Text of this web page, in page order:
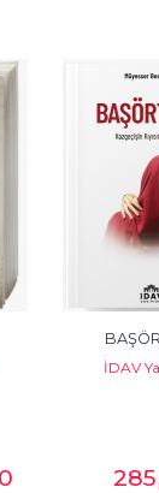
İDAV
285